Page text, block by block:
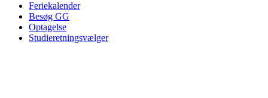
Feriekalender
Besøg GG
Optagelse
Studieretningsvælger